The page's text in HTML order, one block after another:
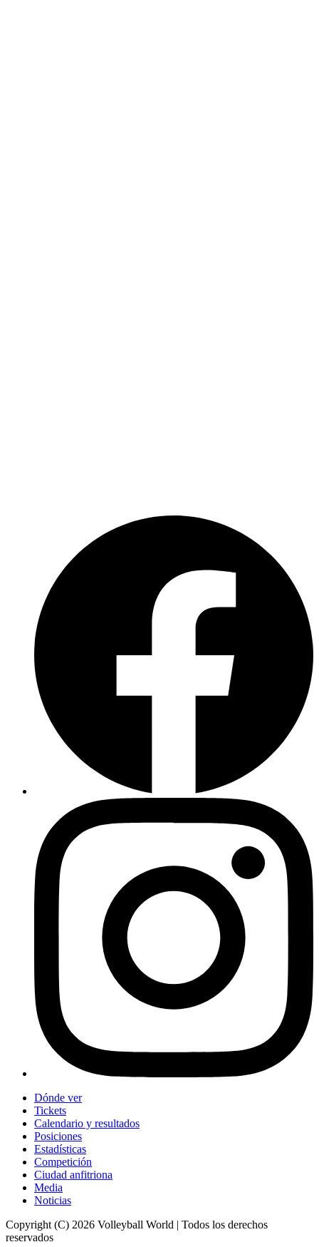
Dónde ver
Tickets
Calendario y resultados
Posiciones
Estadísticas
Competición
Ciudad anfitriona
Media
Noticias
Copyright (C) 2026 Volleyball World | Todos los derechos
reservados